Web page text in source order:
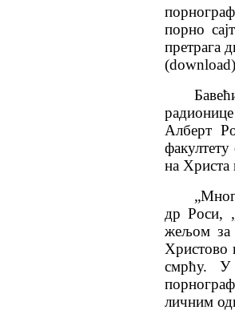
порно
претрага
Алберт
на Христа
др Роси,
жељом за
Христово
смрћу. У
личним